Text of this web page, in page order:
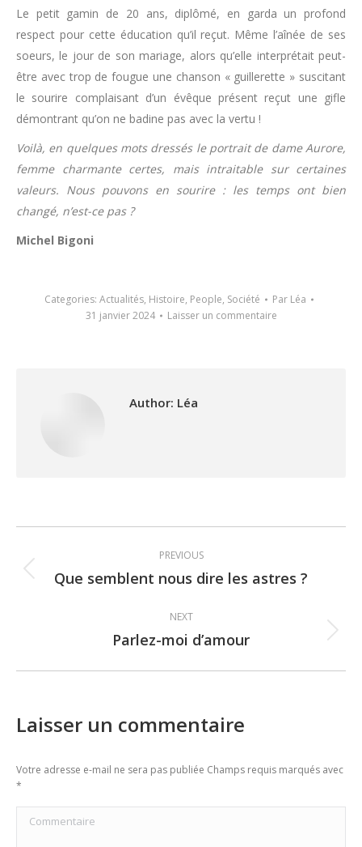
Le petit gamin de 20 ans, diplômé, en garda un profond
respect pour cette éducation qu’il reçut. Même l’aînée de ses
soeurs, le jour de son mariage, alors qu’elle interprétait peut-
être avec trop de fougue une chanson « guillerette » suscitant
le sourire complaisant d’un évêque présent reçut une gifle
démontrant qu’on ne badine pas avec la vertu !
Voilà, en quelques mots dressés le portrait de dame Aurore,
femme charmante certes, mais intraitable sur certaines
valeurs. Nous pouvons en sourire : les temps ont bien
changé, n’est-ce pas ?
Michel Bigoni
Categories: Actualités, Histoire, People, Société Par Léa
31 janvier 2024
Laisser un commentaire
Author: Léa
navigation
PREVIOUS
Previous
Que semblent nous dire les astres ?
NEXT
Next
Parlez-moi d’amour
Laisser un commentaire
Votre adresse e-mail ne sera pas publiée Champs requis marqués avec
*
Commentaire